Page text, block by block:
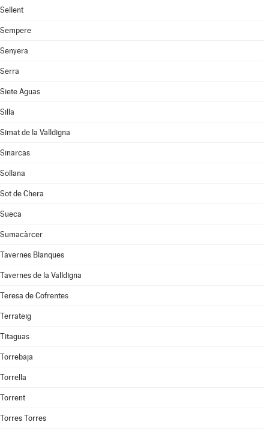
Sellent
Sempere
Senyera
Serra
Siete Aguas
Silla
Simat de la Valldigna
Sinarcas
Sollana
Sot de Chera
Sueca
Sumacàrcer
Tavernes Blanques
Tavernes de la Valldigna
Teresa de Cofrentes
Terrateig
Titaguas
Torrebaja
Torrella
Torrent
Torres Torres